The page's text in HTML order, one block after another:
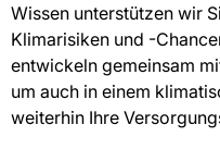
Wissen unterstützen wir
Klimarisiken und -
entwickeln gemeinsam
um auch in einem
weiterhin Ihre